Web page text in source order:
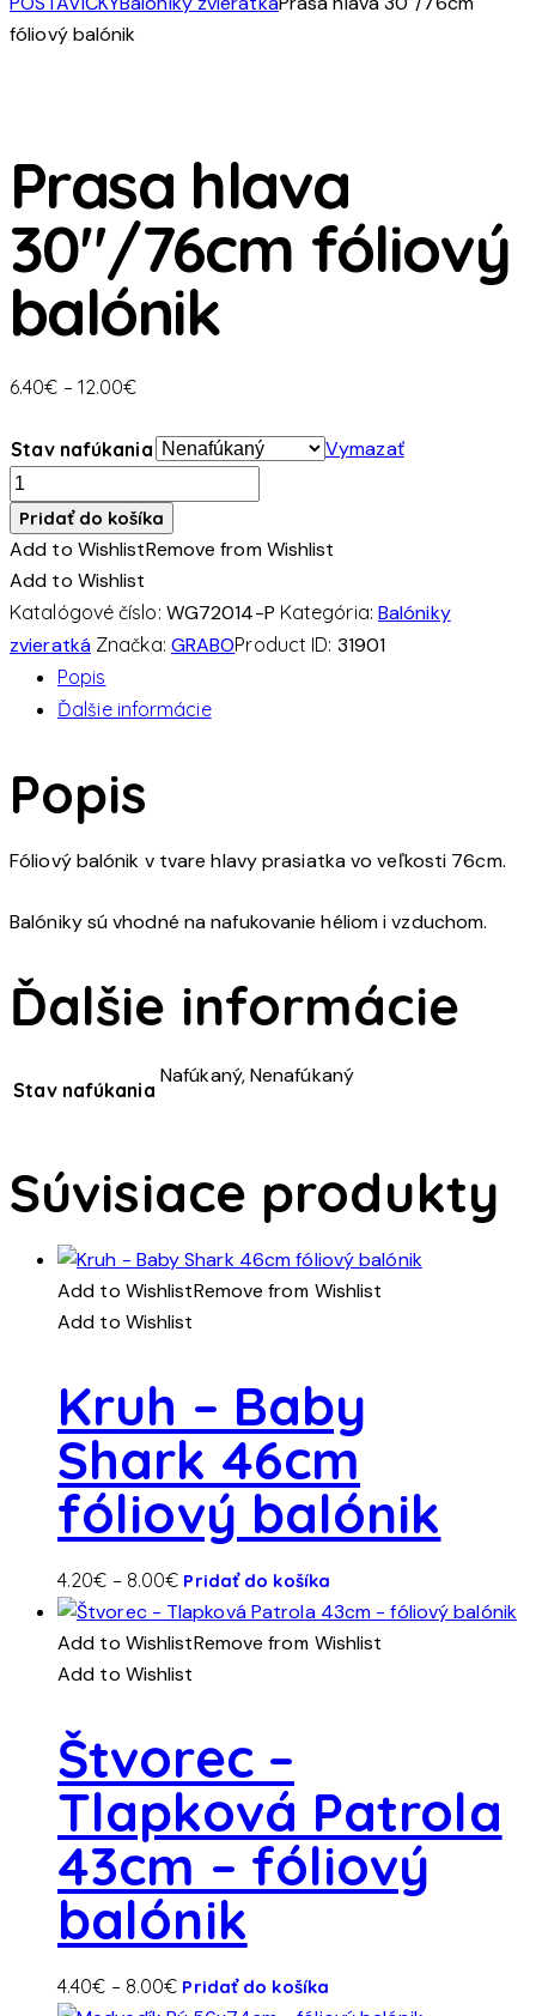
fóliový balónik
Prasa hlava
30″/76cm fóliový
balónik
6.40€ – 12.00€Price
6.40€
12.00€
Stav nafúkania
Vymazať
množstvo
Prasa
hlava
30"/76cm
fóliový
balónik
Pridať do košíka
Add to WishlistRemove from Wishlist
Add to Wishlist
Katalógové číslo: WG72014-P Kategória: Balóniky
zvieratká Značka: GRABOProduct ID: 31901
Popis
Ďalšie informácie
Popis
Fóliový balónik v tvare hlavy prasiatka vo veľkosti 76cm.
Balóniky sú vhodné na nafukovanie héliom i vzduchom.
Ďalšie informácie
Stav nafúkania
Nafúkaný, Nenafúkaný
Súvisiace produkty
Add to WishlistRemove from Wishlist
Add to Wishlist
Kruh – Baby
Shark 46cm
fóliový balónik
4.20€ – 8.00€Price
range:
4.20€
through
Pridať do košíka
produkt
má
môžete
vybrať
na
stránke
Add to WishlistRemove from Wishlist
Add to Wishlist
Štvorec –
Tlapková Patrola
43cm – fóliový
balónik
4.40€ – 8.00€Price
Pridať do košíka